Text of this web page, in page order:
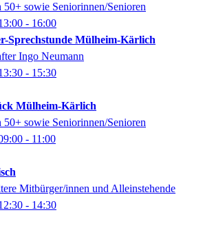
sowie Seniorinnen/Senioren
- 16:00
Sprechstunde Mülheim-Kärlich
Ingo Neumann
- 15:30
Mülheim-Kärlich
sowie Seniorinnen/Senioren
- 11:00
Mitbürger/innen und Alleinstehende
- 14:30